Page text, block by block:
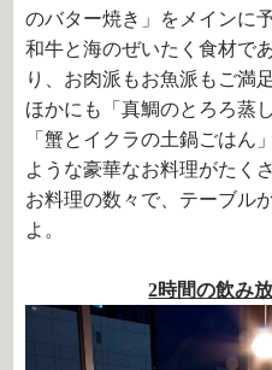
のバター焼き」をメインに
和牛と海のぜいたく食材で
り、お肉派もお魚派もご満
ほかにも「真鯛のとろろ蒸
「蟹とイクラの土鍋ごはん
ような豪華なお料理がたく
お料理の数々で、テーブル
よ。
2時間の飲み